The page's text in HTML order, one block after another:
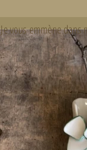
Je vous emmène